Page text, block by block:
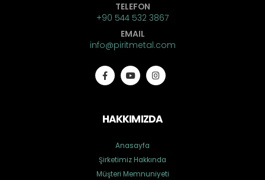
TELEFON
+90 544 532 3867
EMAIL
info@piritmetal.com
HAKKIMIZDA
Anasayfa
Şirketimiz Hakkında
Müşteri Memnuniyeti